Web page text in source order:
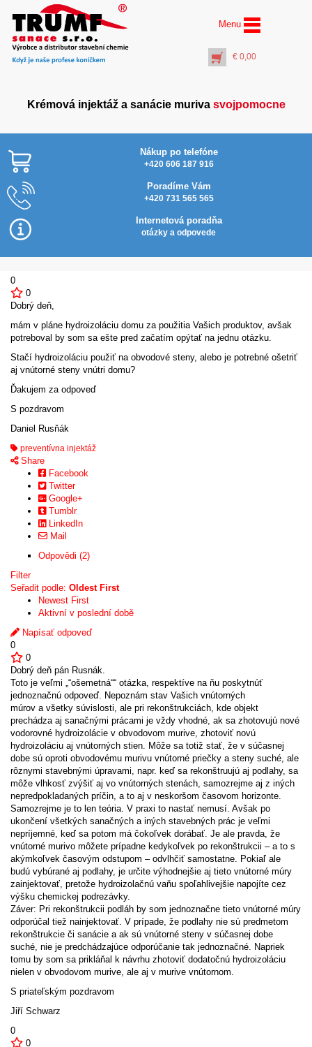
Menu
€ 0,00
Krémová injektáž a sanácie muriva svojpomocne
Nákup po telefóne
+420 606 187 916
Poradíme Vám
+420 731 565 565
Internetová poradňa
otázky a odpovede
0
0
Dobrý deň,
mám v pláne hydroizoláciu domu za použitia Vašich produktov, avšak
potreboval by som sa ešte pred začatím opýtať na jednu otázku.
Stačí hydroizoláciu použiť na obvodové steny, alebo je potrebné ošetriť
aj vnútorné steny vnútri domu?
Ďakujem za odpoveď
S pozdravom
Daniel Rusňák
preventívna injektáž
Share
Facebook
Twitter
Google+
Tumblr
LinkedIn
Mail
Odpovědi (2)
Filter
Seřadit podle: Oldest First
Newest First
Aktivní v poslední době
Napísať odpoveď
0
0
Dobrý deň pán Rusnák.
Toto je veľmi „“ošemetná““ otázka, respektíve na ňu poskytnúť
jednoznačnú odpoveď. Nepoznám stav Vašich vnútorných
múrov a všetky súvislosti, ale pri rekonštrukciách, kde objekt
prechádza aj sanačnými prácami je vždy vhodné, ak sa zhotovujú nové
vodorovné hydroizolácie v obvodovom murive, zhotoviť novú
hydroizoláciu aj vnútorných stien. Môže sa totiž stať, že v súčasnej
dobe sú oproti obvodovému murivu vnútorné priečky a steny suché, ale
rôznymi stavebnými úpravami, napr. keď sa rekonštruujú aj podlahy, sa
môže vlhkosť zvýšiť aj vo vnútorných stenách, samozrejme aj z iných
nepredpokladaných príčin, a to aj v neskoršom časovom horizonte.
Samozrejme je to len teória. V praxi to nastať nemusí. Avšak po
ukončení všetkých sanačných a iných stavebných prác je veľmi
nepríjemné, keď sa potom má čokoľvek dorábať. Je ale pravda, že
vnútorné murivo môžete prípadne kedykoľvek po rekonštrukcii – a to s
akýmkoľvek časovým odstupom – odvlhčiť samostatne. Pokiaľ ale
budú vybúrané aj podlahy, je určite výhodnejšie aj tieto vnútorné múry
zainjektovať, pretože hydroizolačnú vaňu spoľahlivejšie napojíte cez
výšku chemickej podrezávky.
Záver: Pri rekonštrukcii podláh by som jednoznačne tieto vnútorné múry
odporúčal tiež nainjektovať. V prípade, že podlahy nie sú predmetom
rekonštrukcie či sanácie a ak sú vnútorné steny v súčasnej dobe
suché, nie je predchádzajúce odporúčanie tak jednoznačné. Napriek
tomu by som sa prikláňal k návrhu zhotoviť dodatočnú hydroizoláciu
nielen v obvodovom murive, ale aj v murive vnútornom.
S priateľským pozdravom
Jiří Schwarz
0
0
Zátky z extrudovaného
polystyrénu – 50 ks
€6,00